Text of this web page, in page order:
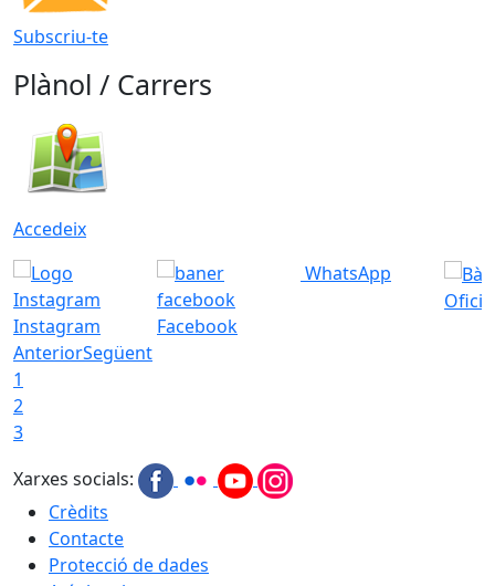
Subscriu-te
Plànol / Carrers
Accedeix
Instagram Facebook
WhatsApp
AnteriorSegüent
1
2
3
Xarxes socials:
Crèdits
Contacte
Protecció de dades